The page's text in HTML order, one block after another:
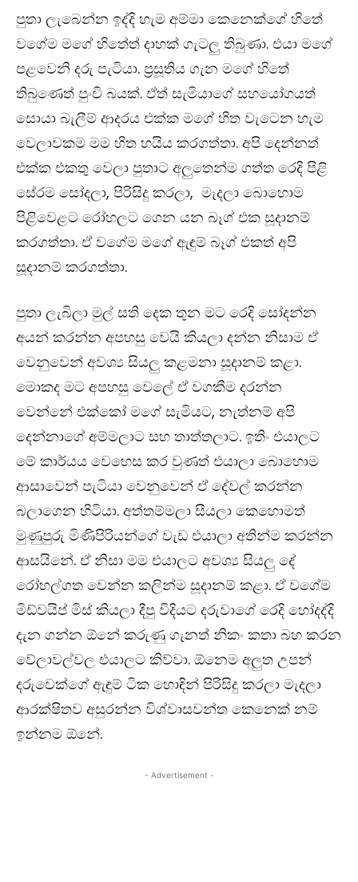
පුතා ලැබෙන්න ඉද්දි හැම අම්මා කෙනෙක්ගේ හිතේ
වගේම මගේ හිතේත් දාහක් ගැටලු තිබුණා. එයා මගේ
පළවෙනි දරු පැටියා. ප්‍රසූතිය ගැන මගේ හිතේ
තිබුණෙත් පුංචි බයක්. ඒත් සැමියාගේ සහයෝගයත්
සොයා බැලීම් ආදරය එක්ක මගේ හිත වැටෙන හැම
වෙලාවකම මම හිත හයිය කරගත්තා. අපි දෙන්නත්
එක්ක එකතු වෙලා පුතාට අලුතෙන්ම ගත්ත රෙදි පිළි
සේරම සෝදලා, පිරිසිදු කරලා, මැදලා බොහොම
පිළිවෙළට රෝහලට ගෙන යන බෑග් එක සූදානම්
කරගත්තා. ඒ වගේම මගේ ඇඳුම් බෑග් එකත් අපි
සූදානම් කරගත්තා.
පුතා ලැබිලා මුල් සති දෙක තුන මට රෙදි සෝදන්න
අයන් කරන්න අපහසු වෙයි කියලා දන්න නිසාම ඒ
වෙනුවෙන් අවශ්‍ය සියලු කළමනා සූදානම් කළා.
මොකද මට අපහසු වෙලේ ඒ වගකීම දරන්න
වෙන්නේ එක්කෝ මගේ සැමියට, නැත්නම් අපි
දෙන්නාගේ අම්මලාට සහ තාත්තලාට. ඉතිං එයාලට
මේ කාර්යය වෙහෙස කර වුණත් එයාලා බොහොම
ආසාවෙන් පැටියා වෙනුවෙන් ඒ දේවල් කරන්න
බලාගෙන හිටියා. අත්තම්මලා සීයලා කෙහොමත්
මුණුපුරු මිණිපිරියන්ගේ වැඩ එයාලා අතින්ම කරන්න
ආසයිනේ. ඒ නිසා මම එයාලට අවශ්‍ය සියලු දේ
රෝහල්ගත වෙන්න කලින්ම සූදානම් කළා. ඒ වගේම
මිඩ්වයිප් මිස් කියලා දීපු විදියට දරුවාගේ රෙදි හෝදද්දි
දැන ගන්න ඕනේ කරුණු ගැනත් නිකං කතා බහ කරන
වේලාවල්වල එයාලට කිව්වා. ඕනෙම අලුත උපන්
දරුවෙක්ගේ ඇඳුම් ටික හොඳින් පිරිසිදු කරලා මැදලා
ආරක්ෂිතව අසුරන්න විශ්වාසවන්ත කෙනෙක් නම්
ඉන්නම ඕනේ.
- Advertisement -